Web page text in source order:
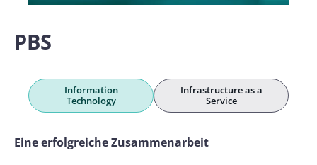
PBS
Information
Technology
Infrastructure as a
Service
Eine erfolgreiche Zusammenarbeit